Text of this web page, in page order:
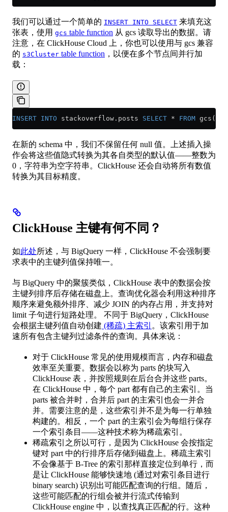
我们可以通过一个简单的 INSERT INTO SELECT 来填充这
张表，使用 gcs table function 从 gcs 读取导出的数据。请
注意，在 ClickHouse Cloud 上，你也可以使用与 gcs 兼容
的 s3Cluster table function ，以便在多个节点间并行加
载：
INSERT INTO stackoverflow . posts SELECT * FROM gcs(
在新的 schema 中，我们不保留任何 null 值。上述插入操
作会将这些值隐式转换为其各自类型的默认值——整数为
0，字符串为空字符串。ClickHouse 还会自动将所有数值
转换为其目标精度。
ClickHouse 主键有何不同？
如此处所述，与 BigQuery 一样，ClickHouse 不会强制要
求表中的主键列值保持唯一。
与 BigQuery 中的聚簇类似，ClickHouse 表中的数据会按
主键列排序后存储在磁盘上。查询优化器会利用这种排序
顺序来避免额外排序、减少 JOIN 的内存占用，并支持对
limit 子句进行短路处理。 不同于 BigQuery，ClickHouse
会根据主键列值自动创建 (稀疏) 主索引 。该索引用于加
速所有包含主键列过滤条件的查询。具体来说：
对于 ClickHouse 常见的使用规模而言，内存和磁盘
效率至关重要。数据会以称为 parts 的块写入
ClickHouse 表，并按照规则在后台合并这些 parts。
在 ClickHouse 中，每个 part 都有自己的主索引。当
parts 被合并时，合并后 part 的主索引也会一并合
并。需要注意的是，这些索引并不是为每一行单独
构建的。相反，一个 part 的主索引会为每组行保存
一个索引条目——这种技术称为稀疏索引。
稀疏索引之所以可行，是因为 ClickHouse 会按指定
键对 part 中的行排序后存储到磁盘上。稀疏主索引
不会像基于 B-Tree 的索引那样直接定位到单行，而
是让 ClickHouse 能够快速地 (通过对索引条目进行
binary search) 识别出可能匹配查询的行组。随后，
这些可能匹配的行组会被并行流式传输到
ClickHouse engine 中，以查找真正匹配的行。这种